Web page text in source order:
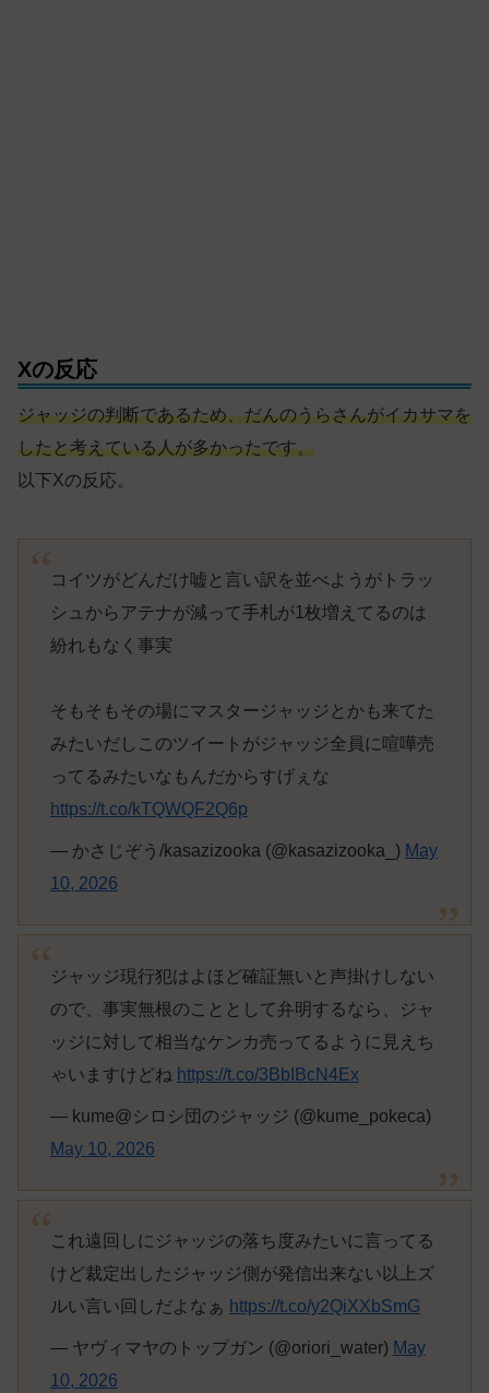
Xの反応
ジャッジの判断であるため、だんのうらさんがイカサマを
したと考えている人が多かったです。
以下Xの反応。
コイツがどんだけ嘘と言い訳を並べようがトラッ
シュからアテナが減って手札が1枚増えてるのは
紛れもなく事実
そもそもその場にマスタージャッジとかも来てた
みたいだしこのツイートがジャッジ全員に喧嘩売
ってるみたいなもんだからすげぇな
https://t.co/kTQWQF2Q6p
— かさじぞう/kasazizooka (@kasazizooka_) May
10, 2026
ジャッジ現行犯はよほど確証無いと声掛けしない
ので、事実無根のこととして弁明するなら、ジャ
ッジに対して相当なケンカ売ってるように見えち
ゃいますけどね https://t.co/3BbIBcN4Ex
— kume@シロシ団のジャッジ (@kume_pokeca)
May 10, 2026
これ遠回しにジャッジの落ち度みたいに言ってる
けど裁定出したジャッジ側が発信出来ない以上ズ
ルい言い回しだよなぁ https://t.co/y2QiXXbSmG
— ヤヴィマヤのトップガン (@oriori_water) May
10, 2026